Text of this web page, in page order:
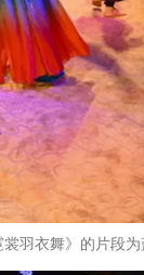
羽衣舞》的片段为